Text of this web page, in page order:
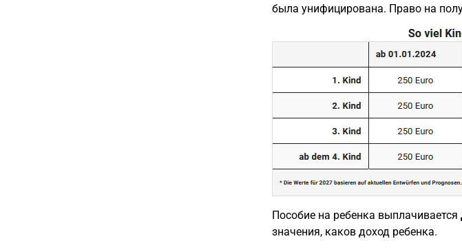
была унифицирована. Право на
Пособие на ребенка выплачивается
значения, каков доход ребенка.